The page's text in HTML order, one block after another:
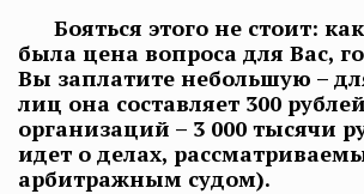
Бояться этого не стоит:
была цена вопроса для Вас,
Вы заплатите небольшую –
лиц она составляет 300
организаций – 3 000 тысячи
идет о делах,
арбитражным судом).